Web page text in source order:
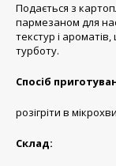
Подається з
пармезаном для
текстур і
турботу.
Спосіб
розігріти в
Склад: